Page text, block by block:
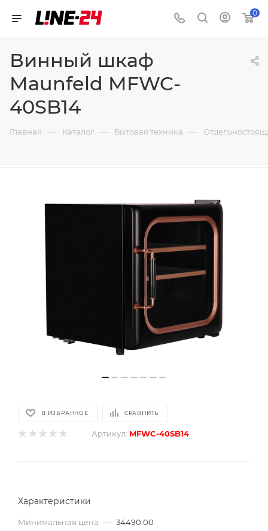
0
Винный шкаф
Maunfeld MFWC-
40SB14
Главная — Каталог — Бытовая техника —
В ИЗБРАННОЕ СРАВНИТЬ
Артикул: MFWC-40SB14
Характеристики
Минимальная цена — 34490.00